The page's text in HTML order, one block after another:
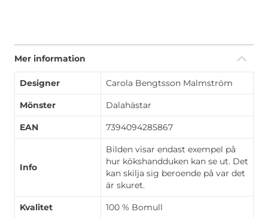
Mer information
Designer Carola Bengtsson Malmström
Mönster Dalahästar
EAN 7394094285867
Info
Bilden visar endast exempel på
hur kökshandduken kan se ut. Det
kan skilja sig beroende på var det
är skuret.
Kvalitet 100 % Bomull